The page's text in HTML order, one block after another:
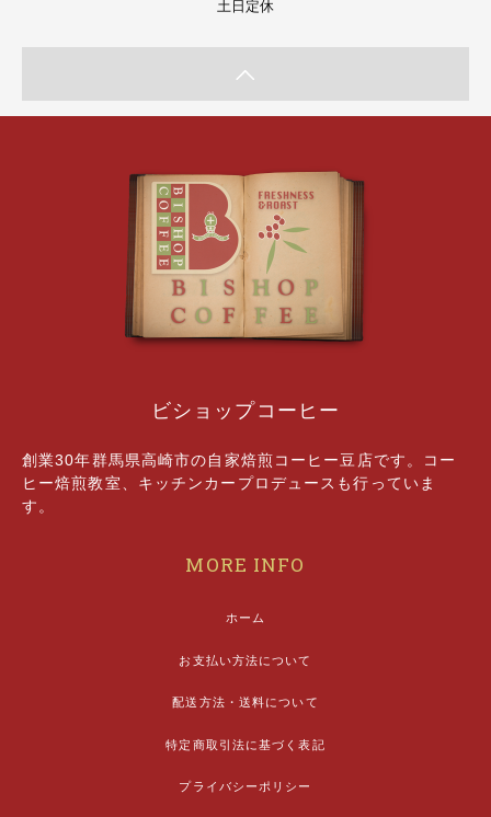
土日定休
ビショップコーヒー
創業30年群馬県高崎市の自家焙煎コーヒー豆店です。コー
ヒー焙煎教室、キッチンカープロデュースも行っていま
す。
MORE INFO
ホーム
お支払い方法について
配送方法・送料について
特定商取引法に基づく表記
プライバシーポリシー